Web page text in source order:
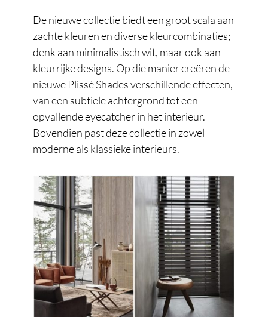
De nieuwe collectie biedt een groot scala aan
zachte kleuren en diverse kleurcombinaties;
denk aan minimalistisch wit, maar ook aan
kleurrijke designs. Op die manier creëren de
nieuwe Plissé Shades verschillende effecten,
van een subtiele achtergrond tot een
opvallende eyecatcher in het interieur.
Bovendien past deze collectie in zowel
moderne als klassieke interieurs.